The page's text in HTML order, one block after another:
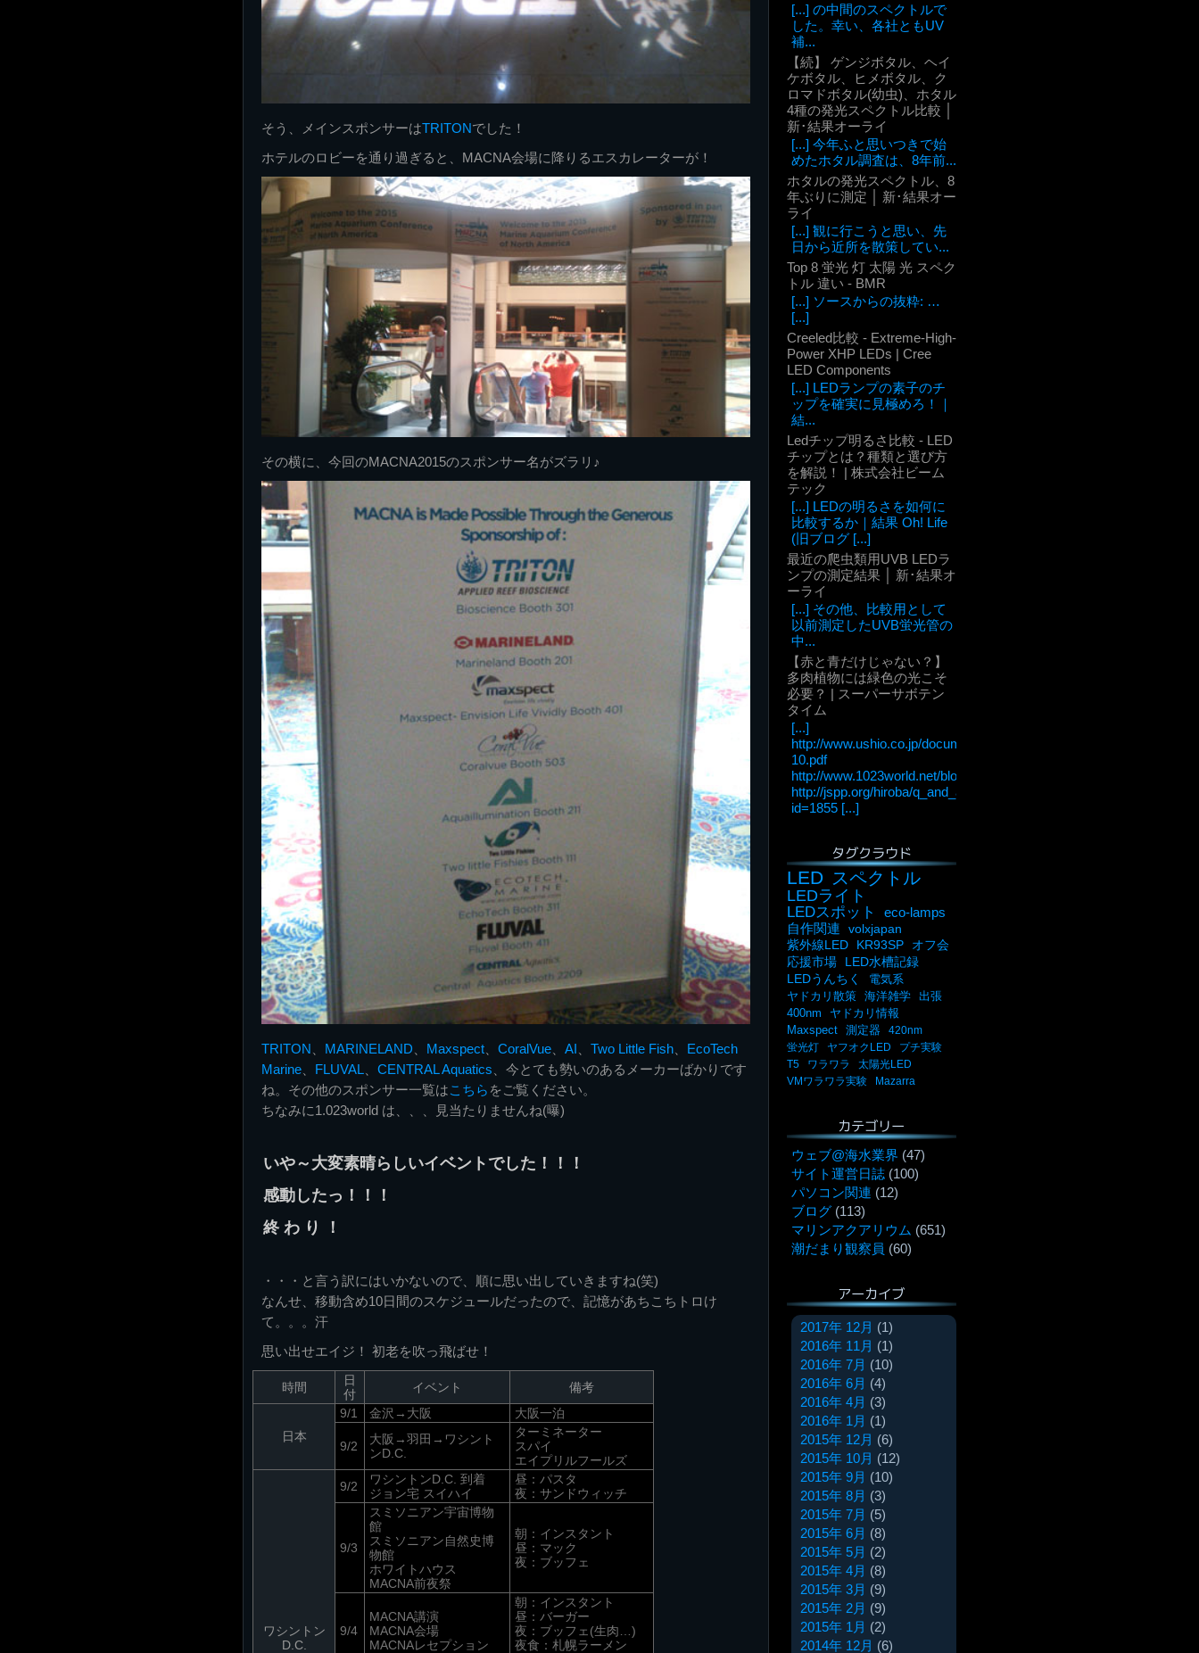
そう、メインスポンサーはTRITONでした！
ホテルのロビーを通り過ぎると、MACNA会場に降りるエスカレーターが！
その横に、今回のMACNA2015のスポンサー名がズラリ♪
TRITON MARINELAND Maxspect CoralVue AI Two Little Fish
EcoTech
Marine
FLUVAL CENTRAL Aquatics 、今とても勢いのあるメーカーばかりです
ね。その他のスポンサー一覧はこちら をご覧ください。
ちなみに1.023world は、、、見当たりませんね(曝)
いや～大変素晴らしいイベントでした！！！
感動したっ！！！
終 わ り ！
・・・と言う訳にはいかないので、順に思い出していきますね(笑)
なんせ、移動含め10日間のスケジュールだったので、記憶があちこちトロけ
て。。。汗
思い出せエイジ！ 初老を吹っ飛ばせ！
時間
日
付
イベント 備考
日本
9/1 金沢→大阪 大阪一泊
9/2
大阪→羽田→ワシント
ンD.C.
ターミネーター
スパイ
エイプリルフールズ
ワシントン
D.C.
9/2
ワシントンD.C. 到着
ジョン宅 スイハイ
昼：パスタ
夜：サンドウィッチ
9/3
スミソニアン宇宙博物
館
スミソニアン自然史博
物館
ホワイトハウス
MACNA前夜祭
朝：インスタント
昼：マック
夜：ブッフェ
9/4
MACNA講演
MACNA会場
MACNAレセプション
朝：インスタント
昼：バーガー
夜：ブッフェ(生肉…)
夜食：札幌ラーメン
[...] の中間のスペクトルで
した。幸い、各社ともUV
補...
【続】 ゲンジボタル、ヘイ
ケボタル、ヒメボタル、ク
ロマドボタル(幼虫)、ホタル
4種の発光スペクトル比較 │
新･結果オーライ
[...] 今年ふと思いつきで始
めたホタル調査は、8年前...
ホタルの発光スペクトル、8
年ぶりに測定 │ 新･結果オー
ライ
[...] 観に行こうと思い、先
日から近所を散策してい...
Top 8 蛍光 灯 太陽 光 スペク
トル 違い - BMR
[...] ソースからの抜粋: …
[...]
Creeled比較 - Extreme-High-
Power XHP LEDs | Cree
LED Components
[...] LEDランプの素子のチ
ップを確実に見極めろ！｜
結...
Ledチップ明るさ比較 - LED
チップとは？種類と選び方
を解説！ | 株式会社ビーム
テック
[...] LEDの明るさを如何に
比較するか｜結果 Oh! Life
(旧ブログ [...]
最近の爬虫類用UVB LEDラ
ンプの測定結果 │ 新･結果オ
ーライ
[...] その他、比較用として
以前測定したUVB蛍光管の
中...
【赤と青だけじゃない？】
多肉植物には緑色の光こそ
必要？ | スーパーサボテン
タイム
[...]
http://www.ushio.co.jp/documents/technology/lightedge/lightedge_36/
10.pdf
http://www.1023world.net/blog/
http://jspp.org/hiroba/q_and_a/detail.html?
id=1855 [...]
タグクラウド
LED スペクトル
LEDライト
LEDスポット
eco-lamps
自作関連
volxjapan
紫外線LED
KR93SP
オフ会
応援市場
LED水槽記録
LEDうんちく
電気系
ヤドカリ散策 海洋雑学 出張
400nm
ヤドカリ情報
Maxspect
測定器
420nm
蛍光灯
ヤフオクLED
プチ実験
T5
ワラワラ
太陽光LED
VMワラワラ実験
Mazarra
カテゴリー
ウェブ@海水業界 (47)
サイト運営日誌 (100)
パソコン関連 (12)
ブログ (113)
マリンアクアリウム (651)
潮だまり観察員 (60)
アーカイブ
2017年 12月 (1)
2016年 11月 (1)
2016年 7月 (10)
2016年 6月 (4)
2016年 4月 (3)
2016年 1月 (1)
2015年 12月 (6)
2015年 10月 (12)
2015年 9月 (10)
2015年 8月 (3)
2015年 7月 (5)
2015年 6月 (8)
2015年 5月 (2)
2015年 4月 (8)
2015年 3月 (9)
2015年 2月 (9)
2015年 1月 (2)
2014年 12月 (6)